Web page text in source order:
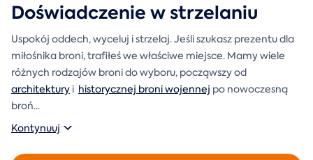
Doświadczenie w strzelaniu
Uspokój oddech, wyceluj i strzelaj. Jeśli szukasz prezentu dla
miłośnika broni, trafiłeś we właściwe miejsce. Mamy wiele
różnych rodzajów broni do wyboru, począwszy od
architekturyi historycznej broni wojennej po nowoczesną
broń...
Kontynuuj